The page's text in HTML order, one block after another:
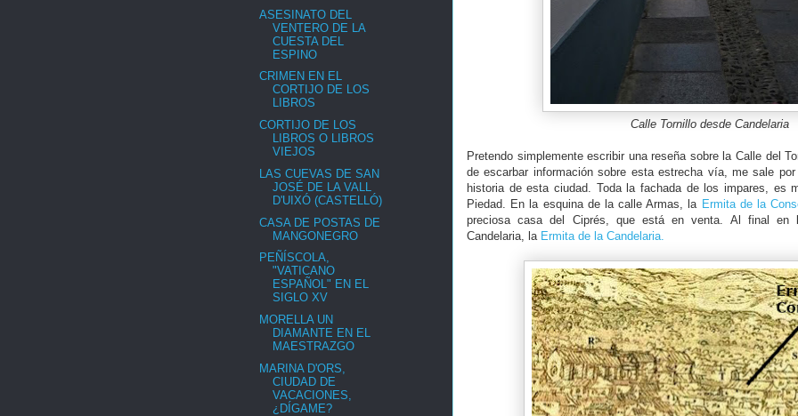
Calle Tornillo desde Candelaria
Pretendo simplemente escribir una reseña sobre la Calle del
de escarbar información sobre esta estrecha vía, me sale
historia de esta ciudad. Toda la fachada de los impares, es
Piedad. En la esquina de la calle Armas, la Ermita de la
preciosa casa del Ciprés, que está en venta. Al final en
Candelaria, la Ermita de la Candelaria.
ASESINATO DEL
VENTERO DE LA
CUESTA DEL
ESPINO
CRIMEN EN EL
CORTIJO DE LOS
LIBROS
CORTIJO DE LOS
LIBROS O LIBROS
VIEJOS
LAS CUEVAS DE SAN
JOSÉ DE LA VALL
D'UIXÓ (CASTELLÓ)
CASA DE POSTAS DE
MANGONEGRO
PEÑÍSCOLA,
"VATICANO
ESPAÑOL" EN EL
SIGLO XV
MORELLA UN
DIAMANTE EN EL
MAESTRAZGO
MARINA D'ORS,
CIUDAD DE
VACACIONES,
¿DÍGAME?